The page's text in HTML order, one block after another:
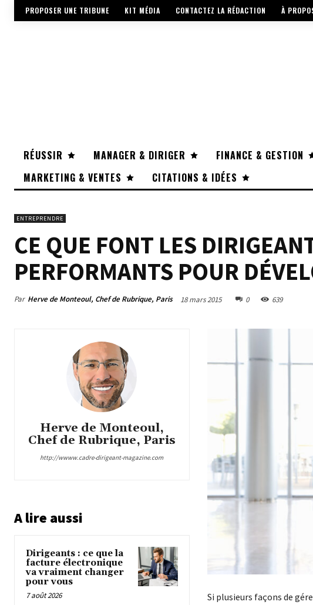
PROPOSER UNE TRIBUNE KIT MÉDIA CONTACTEZ LA RÉDACTION À
RÉUSSIR MANAGER & DIRIGER FINANCE & GESTION
MARKETING & VENTES
CITATIONS & IDÉES
ENTREPRENDRE
CE QUE FONT LES
PERFORMANTS POUR
Par Herve de Monteoul, Chef de Rubrique, Paris 18 mars 2015 0 639
Herve de Monteoul,
Chef de Rubrique, Paris
http://wwww.cadre-dirigeant-magazine.com
A lire aussi
Dirigeants : ce que la
facture électronique
va vraiment changer
pour vous
7 août 2026
Si plusieurs façons de